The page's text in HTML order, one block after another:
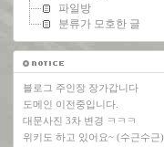
파일방
분류가 모호한 글
블로그 주인장 장가갑니다
도메인 이전중입니다.
대문사진 3차 변경 ㅋㅋㅋ
위키도 하고 있어요~ (수근수근)